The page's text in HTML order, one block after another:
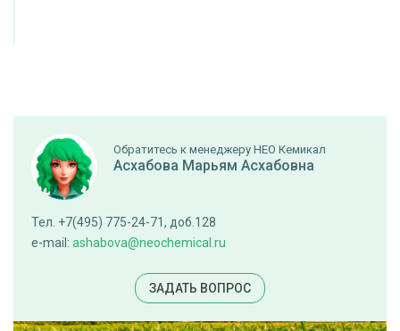
Обратитесь к менеджеру НЕО Кемикал
Асхабова Марьям Асхабовна
Тел. +7(495) 775-24-71, доб.128
e-mail: ashabova@neochemical.ru
ЗАДАТЬ ВОПРОС